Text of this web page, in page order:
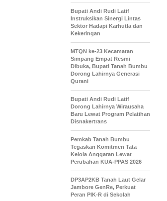
Bupati Andi Rudi Latif
Instruksikan Sinergi Lintas
Sektor Hadapi Karhutla dan
Kekeringan
MTQN ke-23 Kecamatan
Simpang Empat Resmi
Dibuka, Bupati Tanah Bumbu
Dorong Lahirnya Generasi
Qurani
Bupati Andi Rudi Latif
Dorong Lahirnya Wirausaha
Baru Lewat Program Pelatihan
Disnakertrans
Pemkab Tanah Bumbu
Tegaskan Komitmen Tata
Kelola Anggaran Lewat
Perubahan KUA-PPAS 2026
DP3AP2KB Tanah Laut Gelar
Jambore GenRe, Perkuat
Peran PIK-R di Sekolah